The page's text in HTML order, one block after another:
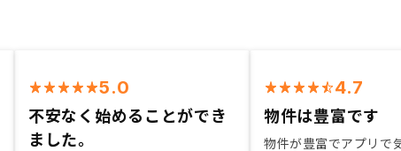
5.0
不安なく始めることができ
ました。
4.7
物件は豊富です
物件が豊富でアプリで